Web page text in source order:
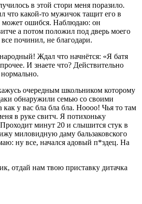
в этой стори меня поразило.
что какой-то мужичок тащит его в
ошибся. Наблюдаю: он
а потом положил под дверь моего
починил, не благодари.
Ждал что начнётся: «Я батя
И знаете что? Действительно
очередным школьником которому
обнаружили семью со своими
как у вас бла бла бла. Ноооо! Чья то там
в руке свитч. Я потихоньку
минут 20 и слышится стук в
миловидную даму бальзаковского
ну все, начался адовый п*здец. На
отдай нам твою приставку дитачка